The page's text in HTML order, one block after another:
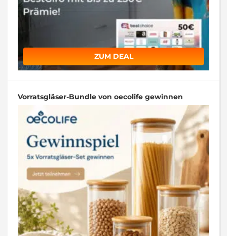
ZUM DEAL
Vorratsgläser-Bundle von oecolife gewinnen